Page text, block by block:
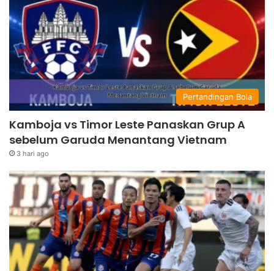
Pertandingan Bola
Kamboja vs Timor Leste Panaskan Grup A
sebelum Garuda Menantang Vietnam
3 hari ago